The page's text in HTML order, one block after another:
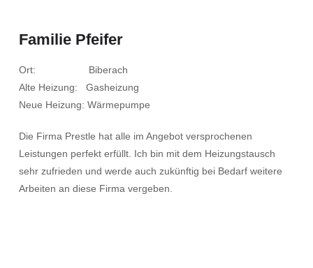
Familie Pfeifer
Ort: Biberach
Alte Heizung: Gasheizung
Neue Heizung: Wärmepumpe
Die Firma Prestle hat alle im Angebot versprochenen
Leistungen perfekt erfüllt. Ich bin mit dem Heizungstausch
sehr zufrieden und werde auch zukünftig bei Bedarf weitere
Arbeiten an diese Firma vergeben.